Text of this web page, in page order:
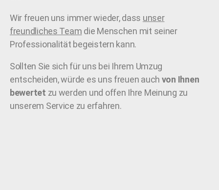
Wir freuen uns immer wieder, dass unser
freundliches Team die Menschen mit seiner
Professionalität begeistern kann.
Sollten Sie sich für uns bei Ihrem Umzug
entscheiden, würde es uns freuen auch von Ihnen
bewertet zu werden und offen Ihre Meinung zu
unserem Service zu erfahren.